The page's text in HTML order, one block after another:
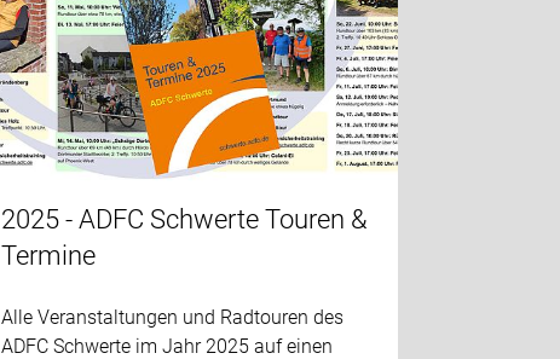
2025 - ADFC Schwerte Touren &
Termine
Alle Veranstaltungen und Radtouren des
ADFC Schwerte im Jahr 2025 auf einen